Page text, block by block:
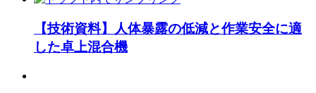
【技術資料】人体暴露の低減と作業安全に適
した卓上混合機